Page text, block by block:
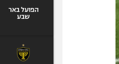
הפועל באר
שבע